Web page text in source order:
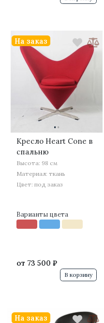
··
Кресло Heart Cone в
спальню
Высота: 98 см
Материал: ткань
Цвет: под заказ
Варианты цвета
от 73 500 ₽
На заказ
В корзину
На заказ